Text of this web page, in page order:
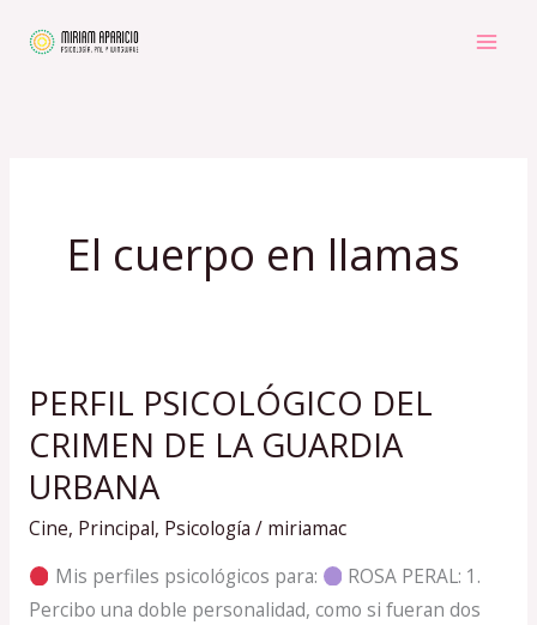
El cuerpo en llamas
PERFIL PSICOLÓGICO DEL
CRIMEN DE LA GUARDIA
URBANA
Cine, Principal, Psicología / miriamac
Mis perfiles psicológicos para:
ROSA PERAL: 1.
Percibo una doble personalidad, como si fueran dos
PERFIL
PSICOLÓGICO
DEL
CRIMEN
DE
LA
GUARDIA